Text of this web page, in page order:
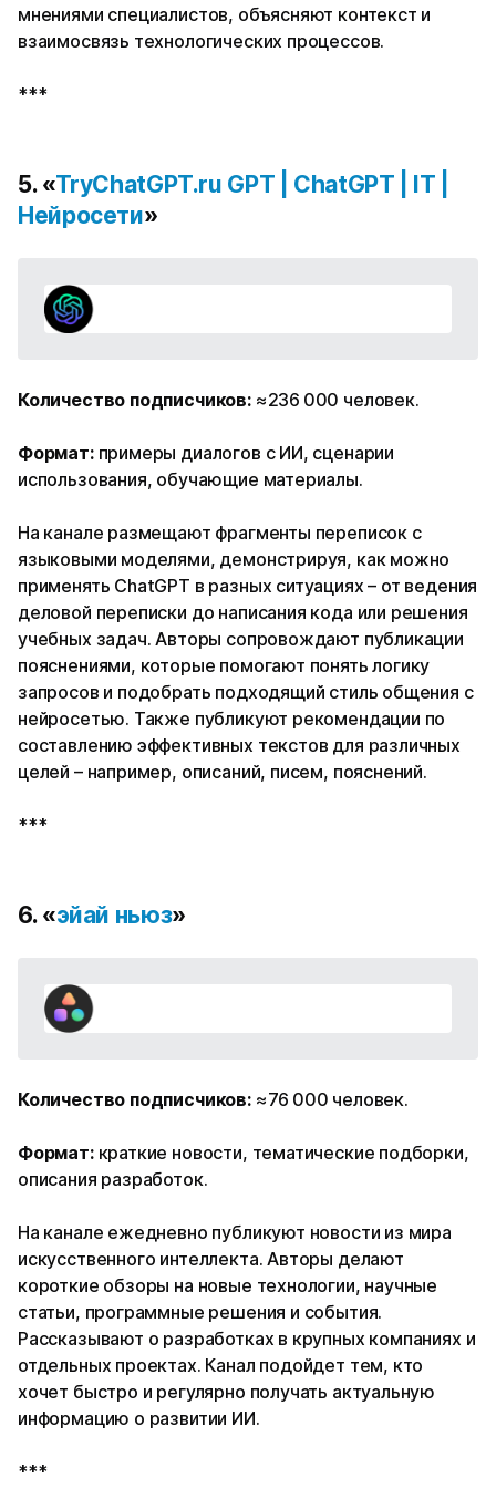
мнениями специалистов, объясняют контекст и
взаимосвязь технологических процессов.
***
5. «TryChatGPT.ru GPT | ChatGPT | IT |
Нейросети»
Количество подписчиков: ≈236 000 человек.
Формат: примеры диалогов с ИИ, сценарии
использования, обучающие материалы.
На канале размещают фрагменты переписок с
языковыми моделями, демонстрируя, как можно
применять ChatGPT в разных ситуациях – от ведения
деловой переписки до написания кода или решения
учебных задач. Авторы сопровождают публикации
пояснениями, которые помогают понять логику
запросов и подобрать подходящий стиль общения с
нейросетью. Также публикуют рекомендации по
составлению эффективных текстов для различных
целей – например, описаний, писем, пояснений.
***
6. «эйай ньюз»
Количество подписчиков: ≈76 000 человек.
Формат: краткие новости, тематические подборки,
описания разработок.
На канале ежедневно публикуют новости из мира
искусственного интеллекта. Авторы делают
короткие обзоры на новые технологии, научные
статьи, программные решения и события.
Рассказывают о разработках в крупных компаниях и
отдельных проектах. Канал подойдет тем, кто
хочет быстро и регулярно получать актуальную
информацию о развитии ИИ.
***